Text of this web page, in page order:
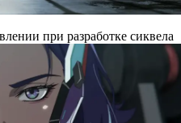
при разработке сиквела